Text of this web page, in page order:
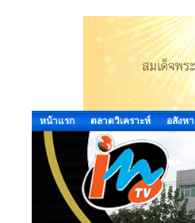
หน้าแรก ตลาดวิเคราะห์ อสังหา